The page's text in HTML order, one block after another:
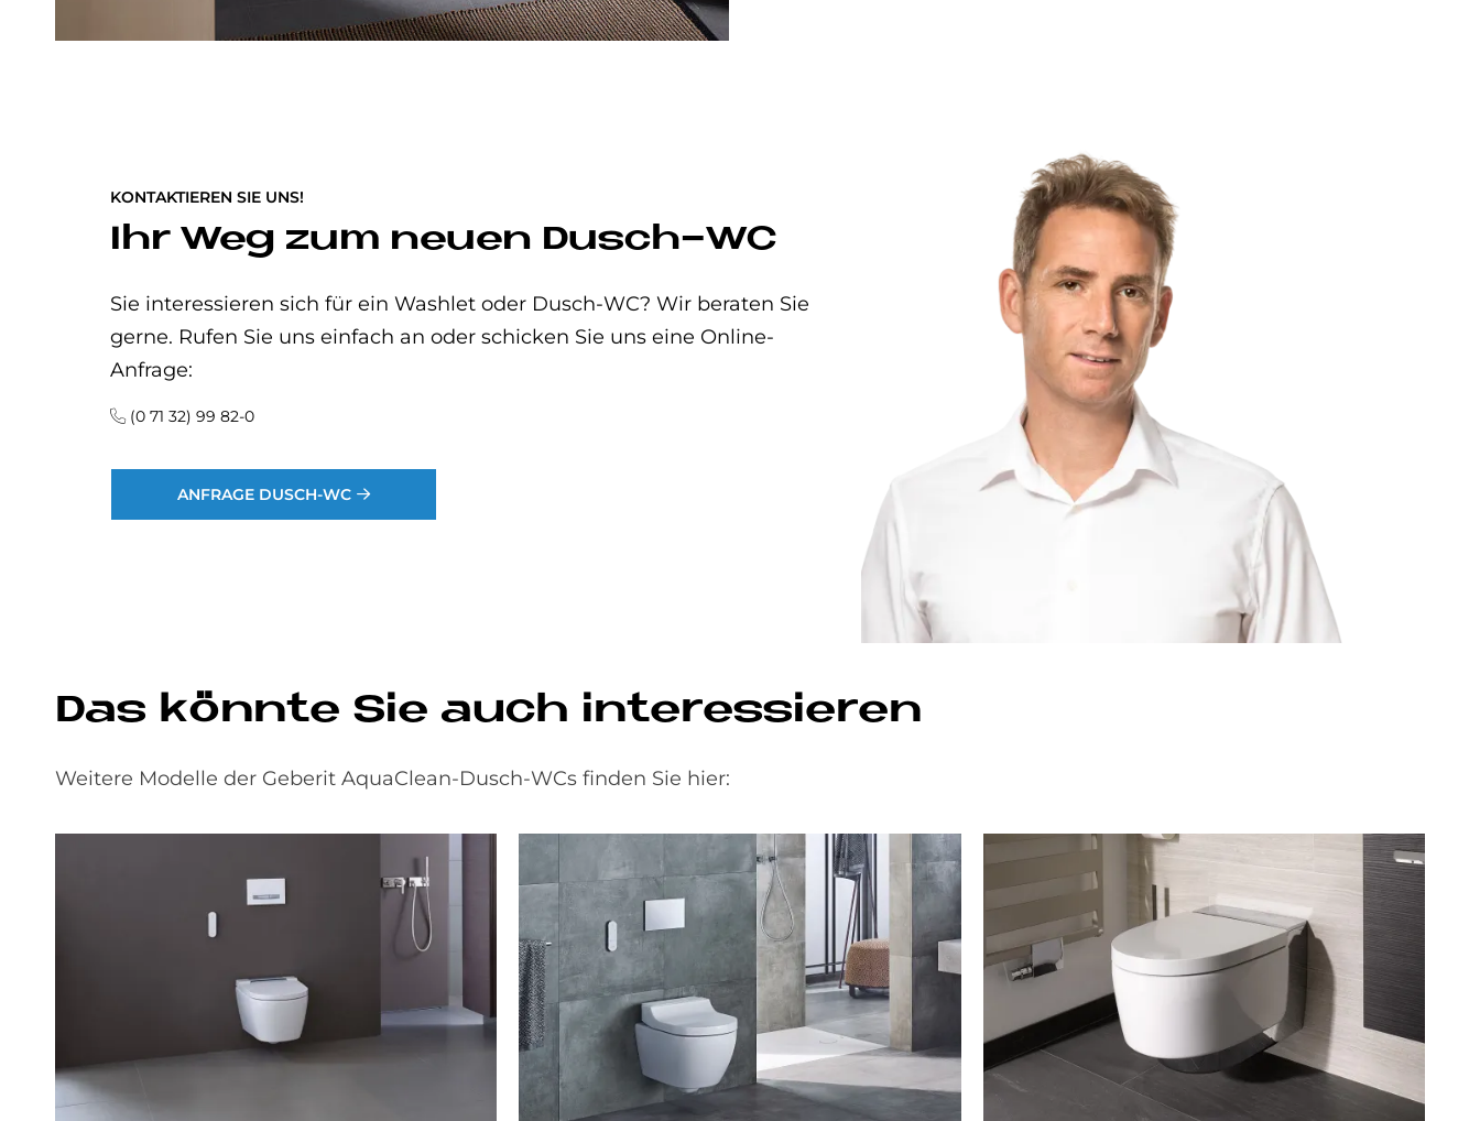
KONTAKTIEREN SIE UNS!
Ihr Weg zum neuen Dusch-WC
Sie interessieren sich für ein Washlet oder Dusch-WC? Wir beraten Sie
gerne. Rufen Sie uns einfach an oder schicken Sie uns eine Online-
Anfrage:
(0 71 32) 99 82-0
ANFRAGE DUSCH-WC
Das könnte Sie auch interessieren
Weitere Modelle der Geberit AquaClean-Dusch-WCs finden Sie hier: